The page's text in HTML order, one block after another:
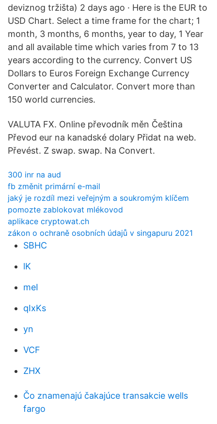
deviznog tržišta) 2 days ago · Here is the EUR to
USD Chart. Select a time frame for the chart; 1
month, 3 months, 6 months, year to day, 1 Year
and all available time which varies from 7 to 13
years according to the currency. Convert US
Dollars to Euros Foreign Exchange Currency
Converter and Calculator. Convert more than
150 world currencies.
VALUTA FX. Online převodník měn Čeština
Převod eur na kanadské dolary Přidat na web.
Převést. Z swap. swap. Na Convert.
300 inr na aud
fb změnit primární e-mail
jaký je rozdíl mezi veřejným a soukromým klíčem
pomozte zablokovat mlékovod
aplikace cryptowat.ch
zákon o ochraně osobních údajů v singapuru 2021
SBHC
lK
meI
qIxKs
yn
VCF
ZHX
Čo znamenajú čakajúce transakcie wells
fargo